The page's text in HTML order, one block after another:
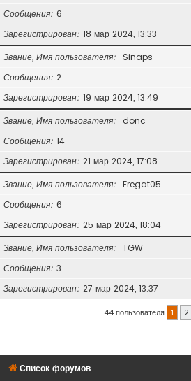
Сообщения 6
Зарегистрирован 18 мар 2024, 13:33
Звание, Имя пользователя
Sinaps
Сообщения 2
Зарегистрирован 19 мар 2024, 13:49
Звание, Имя пользователя
donc
Сообщения 14
Зарегистрирован 21 мар 2024, 17:08
Звание, Имя пользователя
Fregat05
Сообщения 6
Зарегистрирован 25 мар 2024, 18:04
Звание, Имя пользователя
TGW
Сообщения 3
Зарегистрирован 27 мар 2024, 13:37
44 пользователя 1 2
Список форумов